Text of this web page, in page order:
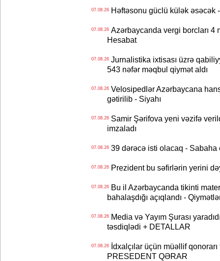
07.08.26Həftəsonu güclü külək əsəcək
07.08.26Azərbaycanda vergi borcları 4
Hesabat
07.08.26Jurnalistika ixtisası üzrə
543 nəfər məqbul qiymət aldı
07.08.26Velosipedlər Azərbaycana
gətirilib - Siyahı
07.08.26Samir Şərifova yeni vəzifə
imzaladı
07.08.2639 dərəcə isti olacaq - Sabaha
07.08.26Prezident bu səfirlərin yerini
07.08.26Bu il Azərbaycanda tikinti
bahalaşdığı açıqlandı -
07.08.26Media və Yayım Şurası
təsdiqlədi + DETALLAR
07.08.26İdxalçılar üçün müəllif
PRESEDENT QƏRAR